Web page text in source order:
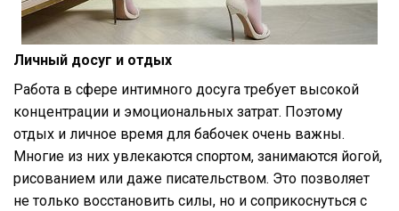
Личный досуг и отдых
Работа в сфере интимного досуга требует высокой
концентрации и эмоциональных затрат. Поэтому
отдых и личное время для бабочек очень важны.
Многие из них увлекаются спортом, занимаются йогой,
рисованием или даже писательством. Это позволяет
не только восстановить силы, но и соприкоснуться с